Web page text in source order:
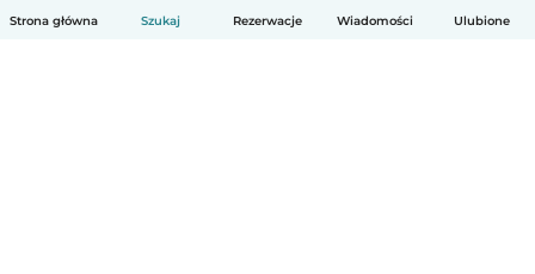
Strona główna Szukaj Rezerwacje Wiadomości Ulubione